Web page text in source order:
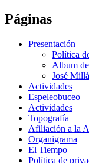
Páginas
Presentación
Política
Album
José
Actividades
Espeleobuceo
Actividades
Topografía
Afiliación a la
Organigrama
El Tiempo
Política de